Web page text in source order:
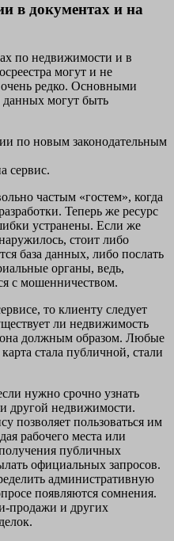
в документах и на
по недвижимости и в
могут и не
очень редко. Основными
данных могут быть
по новым законодательным
сервис.
частым «гостем», когда
Теперь же ресурс
устранены. Если же
стоит либо
база данных, либо послать
органы, ведь,
с мошенничеством.
то клиенту следует
ли недвижимость
она должным образом. Любые
стала публичной, стали
нужно срочно узнать
другой недвижимости.
позволяет пользоваться им
рабочего места или
публичных
официальных запросов.
административную
появляются сомнения.
продажи и других